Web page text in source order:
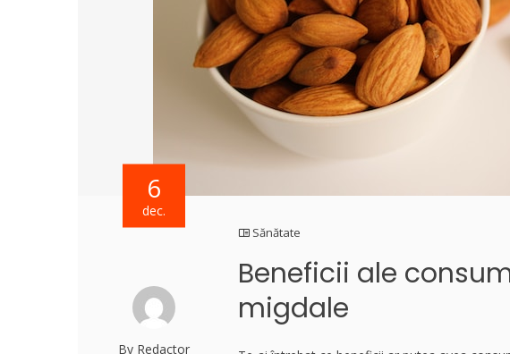
6
dec.
By Redactor
Sănătate
Beneficii ale
migdale